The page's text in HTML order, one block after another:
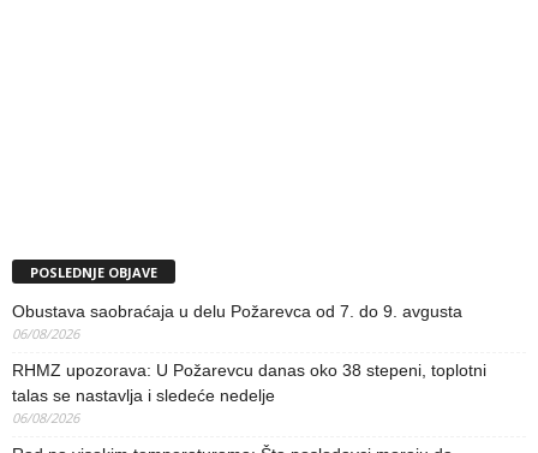
POSLEDNJE OBJAVE
Obustava saobraćaja u delu Požarevca od 7. do 9. avgusta
06/08/2026
RHMZ upozorava: U Požarevcu danas oko 38 stepeni, toplotni
talas se nastavlja i sledeće nedelje
06/08/2026